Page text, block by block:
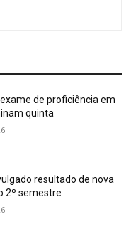
de proficiência em
quinta
resultado de nova
2º semestre